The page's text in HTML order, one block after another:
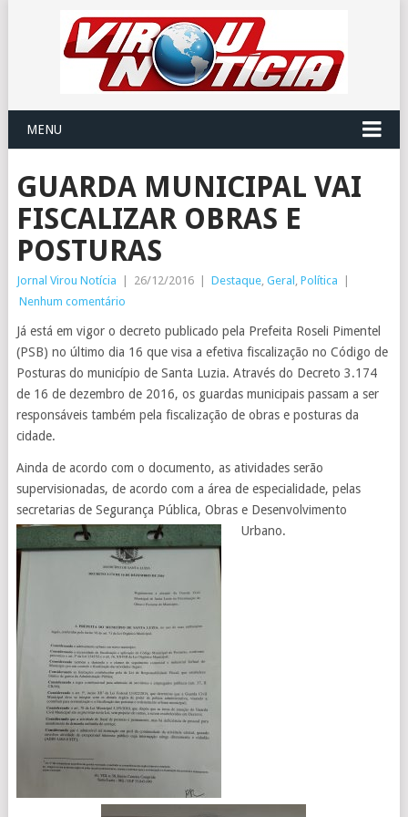
MENU
GUARDA MUNICIPAL VAI
FISCALIZAR OBRAS E
POSTURAS
Jornal Virou Notícia 26/12/2016 Destaque, Geral , Política
Nenhum comentário
Já está em vigor o decreto publicado pela Prefeita Roseli Pimentel
(PSB) no último dia 16 que visa a efetiva fiscalização no Código de
Posturas do município de Santa Luzia. Através do Decreto 3.174
de 16 de dezembro de 2016, os guardas municipais passam a ser
responsáveis também pela fiscalização de obras e posturas da
cidade.
Ainda de acordo com o documento, as atividades serão
supervisionadas, de acordo com a área de especialidade, pelas
secretarias de Segurança Pública, Obras e Desenvolvimento
Urbano.